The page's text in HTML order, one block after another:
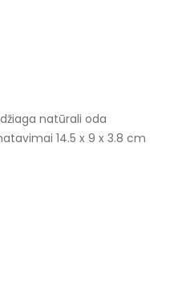
natūrali oda
14.5 x 9 x 3.8 cm